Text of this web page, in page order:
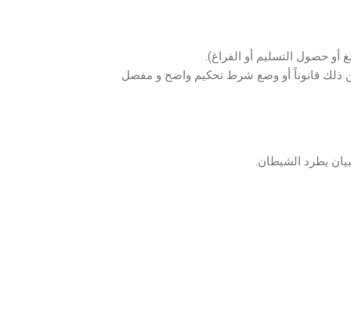
ذلك قانوناً أو وضع شرط تحكيم واضح و مفصل